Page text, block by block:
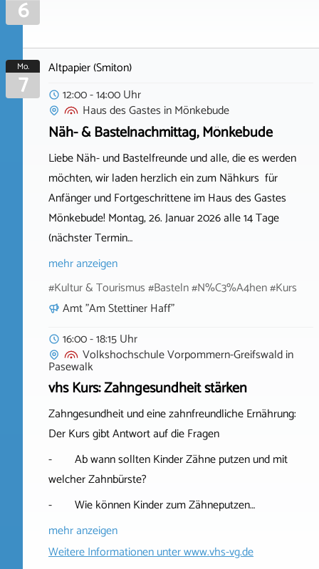
6
Mo.
7
Altpapier (Smiton)
12:00 - 14:00 Uhr
Haus des Gastes inMönkebude
Näh- & Bastelnachmittag, Mönkebude
Liebe Näh- und Bastelfreunde und alle, die es werden
möchten, wir laden herzlich ein zum Nähkurs für
Anfänger und Fortgeschrittene im Haus des Gastes
Mönkebude! Montag, 26. Januar 2026 alle 14 Tage
(nächster Termin…
mehr anzeigen
#Kultur & Tourismus #Basteln #N%C3%A4hen #Kurs
Amt "Am Stettiner Haff"
16:00 - 18:15 Uhr
Volkshochschule Vorpommern-Greifswaldin
Pasewalk
vhs Kurs: Zahngesundheit stärken
Zahngesundheit und eine zahnfreundliche Ernährung:
Der Kurs gibt Antwort auf die Fragen
- Ab wann sollten Kinder Zähne putzen und mit
welcher Zahnbürste?
- Wie können Kinder zum Zähneputzen…
mehr anzeigen
Weitere Informationen unterwww.vhs-vg.de